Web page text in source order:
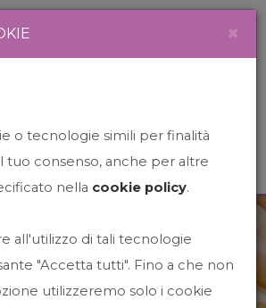
×
o tecnologie simili per finalità
tuo consenso, anche per altre
nella cookie policy.
all'utilizzo di tali tecnologie
"Accetta tutti". Fino a che non
utilizzeremo solo i cookie